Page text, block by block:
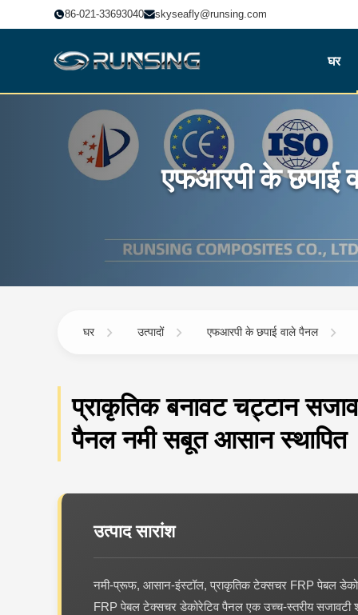
86-021-33693040 skyseafly@runsing.com
घर
एफआरपी के छपाई
घर उत्पादों एफआरपी के छपाई वाले पैनल
प्राकृतिक बनावट चट्टान
पैनल नमी सबूत आसान स्थापित
उत्पाद सारांश
नमी-प्रूफ, आसान-इंस्टॉल, प्राकृतिक टेक्सचर FRP पेबल
FRP पेबल टेक्सचर डेकोरेटिव पैनल एक उच्च-स्तरीय सजावटी